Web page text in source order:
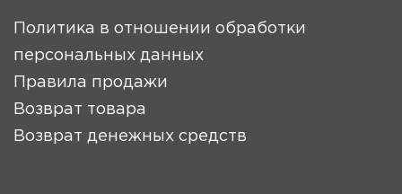
Политика в отношении обработки
персональных данных
Правила продажи
Возврат товара
Возврат денежных средств